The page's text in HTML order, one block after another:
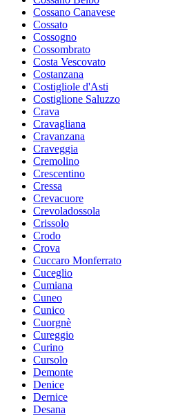
Cossano Canavese
Cossato
Cossogno
Cossombrato
Costa Vescovato
Costanzana
Costigliole d'Asti
Costiglione Saluzzo
Crava
Cravagliana
Cravanzana
Craveggia
Cremolino
Crescentino
Cressa
Crevacuore
Crevoladossola
Crissolo
Crodo
Crova
Cuccaro Monferrato
Cuceglio
Cumiana
Cuneo
Cunico
Cuorgnè
Cureggio
Curino
Cursolo
Demonte
Denice
Dernice
Desana